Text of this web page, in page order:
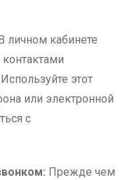
личном кабинете
этот
или электронной
с
Прежде чем